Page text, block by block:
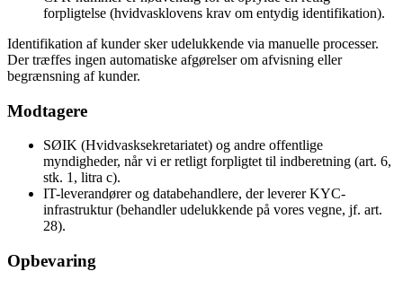
forpligtelse (hvidvasklovens krav om entydig identifikation).
Identifikation af kunder sker udelukkende via manuelle processer.
Der træffes ingen automatiske afgørelser om afvisning eller
begrænsning af kunder.
Modtagere
SØIK (Hvidvasksekretariatet) og andre offentlige
myndigheder, når vi er retligt forpligtet til indberetning (art. 6,
stk. 1, litra c).
IT-leverandører og databehandlere, der leverer KYC-
infrastruktur (behandler udelukkende på vores vegne, jf. art.
28).
Opbevaring